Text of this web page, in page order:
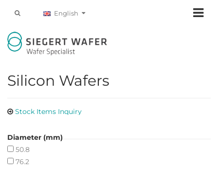
English
Silicon Wafers
Stock Items Inquiry
Diameter (mm)
50.8
76.2